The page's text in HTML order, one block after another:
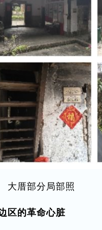
大厝部分局部照
区的革命心脏